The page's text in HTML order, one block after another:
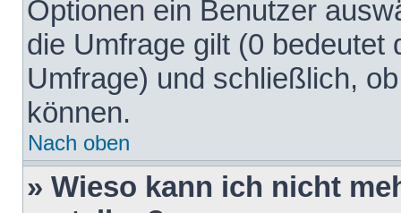
Optionen ein Benutzer
die Umfrage gilt (0 bedeutet
Umfrage) und schließlich,
können.
Nach oben
» Wieso kann ich nicht